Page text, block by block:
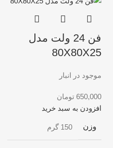
فن 24 ولت مدل
80X80X25
موجود در انبار
650,000 تومان
افزودن به سبد خرید
وزن 150 گرم